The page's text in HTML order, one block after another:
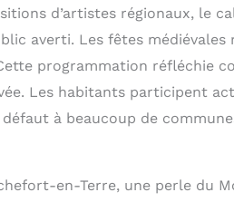
d’artistes régionaux, le
averti. Les fêtes médiévales
programmation réfléchie
Les habitants participent
à beaucoup de
en-Terre, une perle du